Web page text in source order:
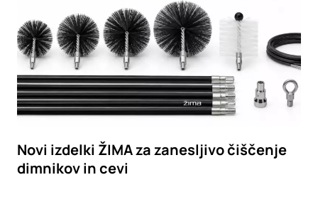
Novi izdelki ŽIMA za zanesljivo čiščenje
dimnikov in cevi